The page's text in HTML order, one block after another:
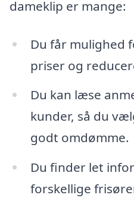
dameklip er mange:
Du får mulighed
priser og
Du kan læse
kunder, så du
godt omdømme.
Du finder let
forskellige